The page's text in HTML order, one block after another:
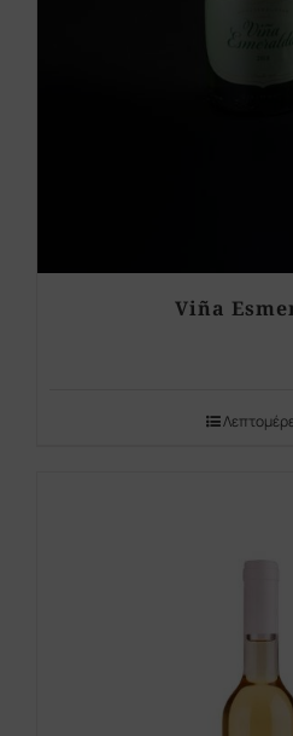
Viña